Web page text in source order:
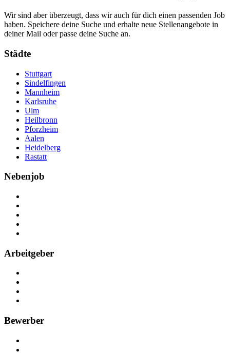
Wir sind aber überzeugt, dass wir auch für dich einen passenden Job
haben. Speichere deine Suche und erhalte neue Stellenangebote in
deiner Mail oder passe deine Suche an.
Städte
Stuttgart
Sindelfingen
Mannheim
Karlsruhe
Ulm
Heilbronn
Pforzheim
Aalen
Heidelberg
Rastatt
Nebenjob
Arbeitgeber
Bewerber